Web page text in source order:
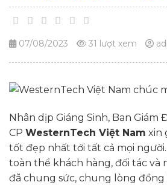
07/08/2023 31 lượt xem
Nhân dịp Giáng Sinh, Ban Giám
CP WesternTech Việt Nam xin
tốt đẹp nhất tới tất cả mọi
toàn thể khách hàng, đối tác và
đã chung sức, chung lòng